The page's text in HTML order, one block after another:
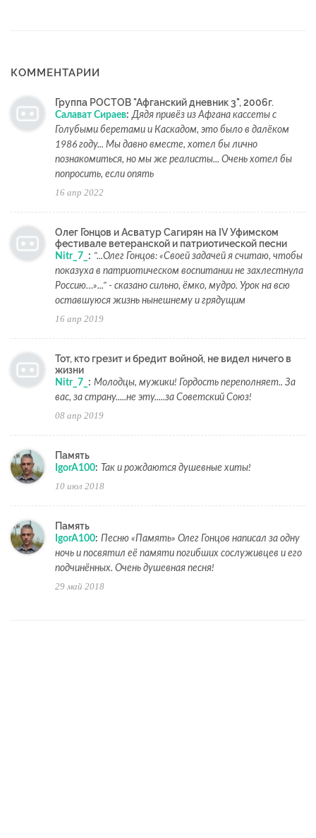
КОММЕНТАРИИ
Группа РОСТОВ "Афганский дневник 3", 2006г.
Салават Сираев: Дядя привёз из Афгана кассеты с
Голубыми беретами и Каскадом, это было в далёком
1986 году... Мы давно вместе, хотел бы лично
познакомиться, но мы же реалисты... Очень хотел бы
попросить, если опять
16 апр 2022
Олег Гонцов и Асватур Сагирян на IV Уфимском
фестивале ветеранской и патриотической песни
Nitr_7_ : "...Олег Гонцов: «Своей задачей я считаю, чтобы
показуха в патриотическом воспитании не захлестнула
Россию…»..." - сказано сильно, ёмко, мудро. Урок на всю
оставшуюся жизнь нынешнему и грядущим
16 апр 2019
Тот, кто грезит и бредит войной, не видел ничего в
жизни
Nitr_7_ : Молодцы, мужики! Гордость переполняет.. За
вас, за страну.....не эту.....за Советский Союз!
08 апр 2019
Память
IgorA100: Так и рождаются душевные хиты!
10 июл 2018
Память
IgorA100: Песню «Память» Олег Гонцов написал за одну
ночь и посвятил её памяти погибших сослуживцев и его
подчинённых. Очень душевная песня!
29 май 2018